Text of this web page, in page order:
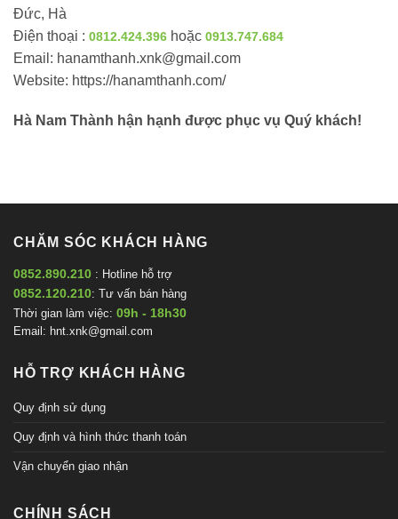
Đức, Hà
Điện thoại : 0812.424.396 hoặc 0913.747.684
Email: hanamthanh.xnk@gmail.com
Website: https://hanamthanh.com/
Hà Nam Thành hận hạnh được phục vụ Quý khách!
CHĂM SÓC KHÁCH HÀNG
0852.890.210 : Hotline hỗ trợ
0852.120.210: Tư vấn bán hàng
Thời gian làm việc: 09h - 18h30
Email: hnt.xnk@gmail.com
HỖ TRỢ KHÁCH HÀNG
Quy định sử dụng
Quy định và hình thức thanh toán
Vận chuyển giao nhận
CHÍNH SÁCH